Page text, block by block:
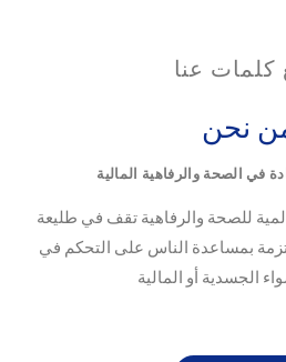
كلمات عنا
نحن
في الصحة والرفاهية المالية
للصحة والرفاهية تقف في طليعة
بمساعدة الناس على التحكم في